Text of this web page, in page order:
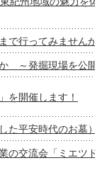
で行ってみませんか
～発掘現場を公開
を開催します！
た平安時代のお墓）
の交流会「ミエツド